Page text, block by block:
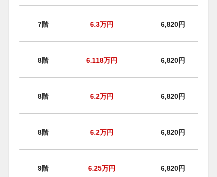
7階 6.3万円 6,820円
8階 6.118万円 6,820円
8階 6.2万円 6,820円
8階 6.2万円 6,820円
9階 6.25万円 6,820円